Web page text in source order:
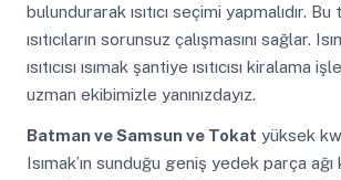
bulundurarak ısıtıcı seçimi yapmalıdır.
ısıtıcıların sorunsuz çalışmasını sağlar.
ısıtıcısı ısımak şantiye ısıtıcısı kiralama
uzman ekibimizle yanınızdayız.
Batman ve Samsun ve Tokat yüksek
Isımak’ın sunduğu geniş yedek parça ağı